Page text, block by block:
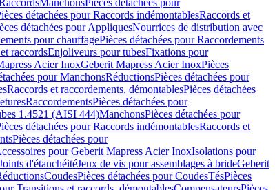
ManchonsPièces détachées pour
détachées pour Raccords indémontablesRaccords et
détachées pour AppliquesNourrices de distribution avec
pour chauffagePièces détachées pour Raccordements
raccordsEnjoliveurs pour tubesFixations pour
Acier InoxGeberit Mapress Acier InoxPièces
pour ManchonsRéductionsPièces détachées pour
Raccords et raccordements, démontablesPièces détachées
RaccordementsPièces détachées pour
1.4521 (AISI 444)ManchonsPièces détachées pour
détachées pour Raccords indémontablesRaccords et
Pièces détachées pour
pour Geberit Mapress Acier InoxIsolations pour
d'étanchéitéJeux de vis pour assemblages à brideGeberit
CoudesPièces détachées pour CoudesTésPièces